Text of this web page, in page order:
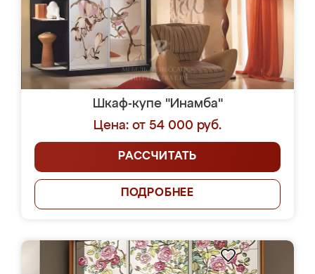
Шкаф-купе "Инамба"
Цена: от 54 000 руб.
РАССЧИТАТЬ
ПОДРОБНЕЕ